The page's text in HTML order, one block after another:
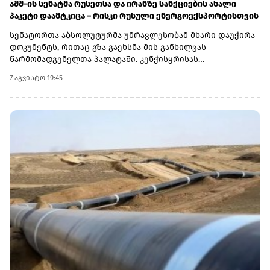
აშშ-ის სენატმა რუსეთსა და ირანზე სანქციების ახალი
პაკეტი დაამტკიცა – რისკი რუსული ენერგოექსპორტისთვის
სენატორთა აბსოლუტურმა უმრავლესობამ მხარი დაუჭირა
დოკუმენტს, რითაც გზა გაეხსნა მის განხილვას
წარმომადგენელთა პალატაში. კენჭისყრისას
წინააღმდეგ კანონპროექტზე, სახელწოდებით „ლინდსი ო.
გრემის 2026 წლის სანქციების აქტი რუსეთისა და ირანის
წინააღმდეგ“. საბოლოო დათვლით შედეგი 86 ხმა 11-ის
აშშ-ის პრეზიდენტმა დონალდ ტრამპმა უნდა მოაწეროს
ხელი. უცნობია, როდის განიხილავს კანონპროექტს
პალატა.კანონპროექტის ინიციატორად დასახელებულია
სენატორი ლინდსი გრემი, რომელიც 2026 წლის 11 ივლისს
გარდაიცვალა. „ეს კანონი პუტინს მტკივნეულ ადგილზე
ურტყამს“, - განაცხადა მისმა დამ დარლინ გრემ ნორდონმა,
რომელმაც სენატში მისი ადგილი დაიკავა.„დღეს ზელენსკი
ამას უკრაინიდან აკვირდება, ხოლო პუტინი - მოსკოვიდან“,
- განაცხადა სენატორმა რიჩარდ ბლუმენთალმა,
დემოკრატმა კონექტიკუტის შტატიდან, რომელიც სამხრეთ
კაროლინას აწგანსვენებულ სენატორ ლინდსი გრემთან
7 აგვისტო 19:45